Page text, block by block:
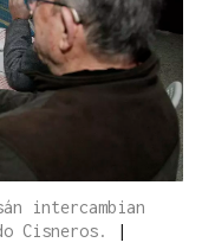
intercambian
Cisneros.
|